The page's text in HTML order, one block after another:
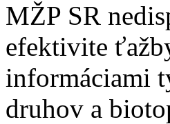
MŽP SR
efektivite
informáciami
druhov a